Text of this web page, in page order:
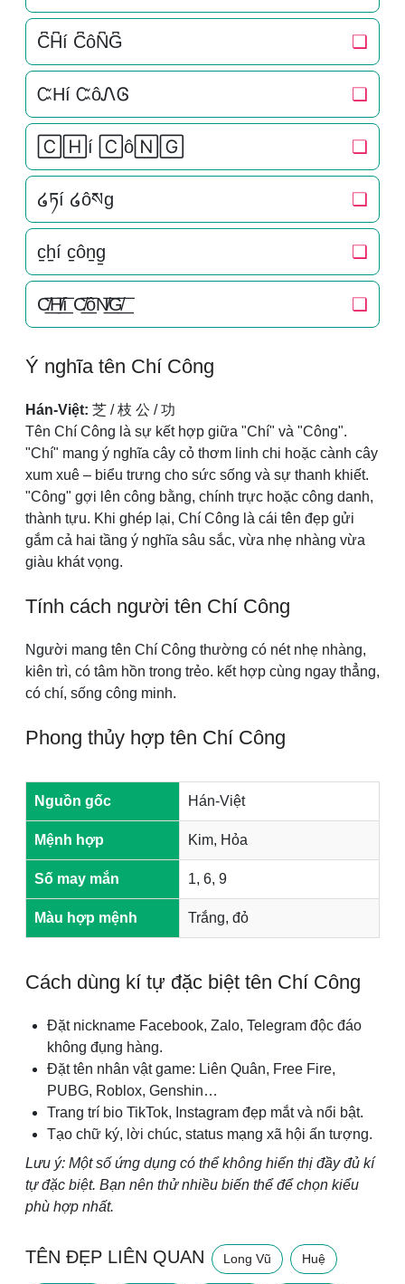
C͆H͆í C͆ôN͆G͆ ❏
ᏨHí ᏨôᏁᎶ ❏
🄲🄷í 🄲ô🄽🄶 ❏
໒ཏí ໒ôསg ❏
c̠h̠í c̠ôn̠g̠ ❏
C̸͟͞H̸͟͞í C̸͟͞ôN̸͟͞G̸͟͞ ❏
Ý nghĩa tên Chí Công
Hán-Việt: 芝 / 枝 公 / 功
Tên Chí Công là sự kết hợp giữa "Chí" và "Công".
"Chí" mang ý nghĩa cây cỏ thơm linh chi hoặc cành cây
xum xuê – biểu trưng cho sức sống và sự thanh khiết.
"Công" gợi lên công bằng, chính trực hoặc công danh,
thành tựu. Khi ghép lại, Chí Công là cái tên đẹp gửi
gắm cả hai tầng ý nghĩa sâu sắc, vừa nhẹ nhàng vừa
giàu khát vọng.
Tính cách người tên Chí Công
Người mang tên Chí Công thường có nét nhẹ nhàng,
kiên trì, có tâm hồn trong trẻo. kết hợp cùng ngay thẳng,
có chí, sống công minh.
Phong thủy hợp tên Chí Công
Nguồn gốc Hán-Việt
Mệnh hợp Kim, Hỏa
Số may mắn 1, 6, 9
Màu hợp mệnh Trắng, đỏ
Cách dùng kí tự đặc biệt tên Chí Công
Đặt nickname Facebook, Zalo, Telegram độc đáo
không đụng hàng.
Đặt tên nhân vật game: Liên Quân, Free Fire,
PUBG, Roblox, Genshin…
Trang trí bio TikTok, Instagram đẹp mắt và nổi bật.
Tạo chữ ký, lời chúc, status mạng xã hội ấn tượng.
Lưu ý: Một số ứng dụng có thể không hiển thị đầy đủ kí
tự đặc biệt. Bạn nên thử nhiều biến thể để chọn kiểu
phù hợp nhất.
TÊN ĐẸP LIÊN QUAN Long Vũ Huệ